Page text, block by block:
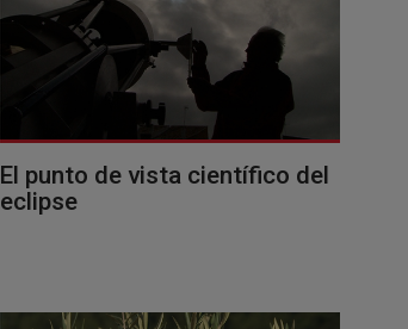
El punto de vista científico del
eclipse